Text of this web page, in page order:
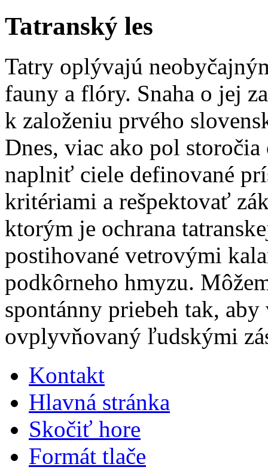
Tatranský les
Tatry oplývajú
fauny a flóry. Snaha o jej
k založeniu prvého
Dnes, viac ako pol
naplniť ciele definované
kritériami a rešpektovať
ktorým je ochrana
postihované vetrovými
podkôrneho hmyzu.
spontánny priebeh tak,
ovplyvňovaný ľudskými
Kontakt
Hlavná stránka
Skočiť hore
Formát tlače